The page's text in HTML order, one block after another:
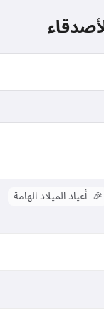
🎉 أعياد الميلاد الهامة